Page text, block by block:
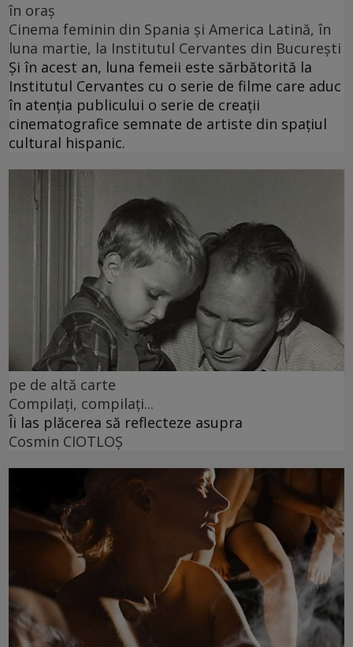
în oraș
Cinema feminin din Spania și America Latină, în
luna martie, la Institutul Cervantes din București
Și în acest an, luna femeii este sărbătorită la
Institutul Cervantes cu o serie de filme care aduc
în atenția publicului o serie de creații
cinematografice semnate de artiste din spațiul
cultural hispanic.
pe de altă carte
Compilați, compilați...
Îi las plăcerea să reflecteze asupra
Cosmin CIOTLOŞ